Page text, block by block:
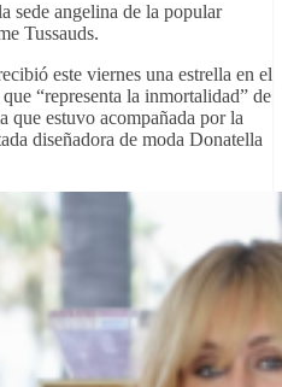
sede angelina de la popular
Tussauds.
este viernes una estrella en el
“representa la inmortalidad” de
que estuvo acompañada por la
diseñadora de moda Donatella